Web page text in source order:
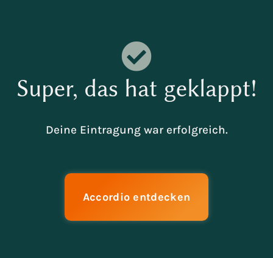
Super, das hat geklappt!
Deine Eintragung war erfolgreich.
Accordio entdecken